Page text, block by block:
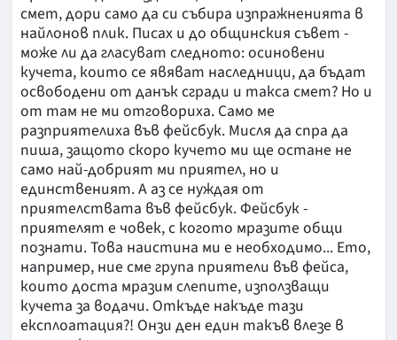
смет, дори само да си събира изпражненията в
найлонов плик. Писах и до общинския съвет -
може ли да гласуват следното: осиновени
кучета, които се явяват наследници, да бъдат
освободени от данък сгради и такса смет? Но и
от там не ми отговориха. Само ме
разприятелиха във фейсбук. Мисля да спра да
пиша, защото скоро кучето ми ще остане не
само най-добрият ми приятел, но и
единственият. А аз се нуждая от
приятелствата във фейсбук. Фейсбук -
приятелят е човек, с когото мразите общи
познати. Това наистина ми е необходимо... Ето,
например, ние сме група приятели във фейса,
които доста мразим слепите, използващи
кучета за водачи. Откъде накъде тази
експлоатация?! Онзи ден един такъв влезе в